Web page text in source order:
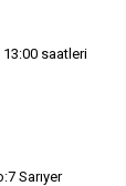
saatleri
Sarıyer